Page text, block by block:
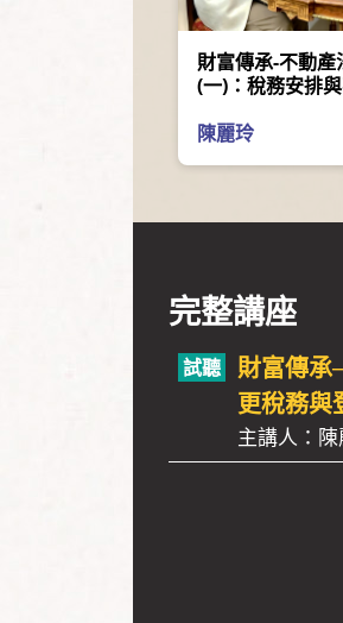
財富傳承-不動
(一)：稅務安排
陳麗玲
完整講座
財富傳承
更稅務與
主講人：